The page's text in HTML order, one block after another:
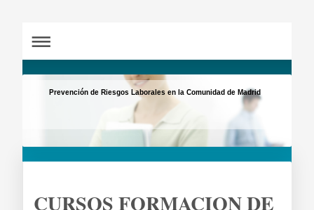
Prevención de Riesgos Laborales en la Comunidad de Madrid
CURSOS FORMACION DE